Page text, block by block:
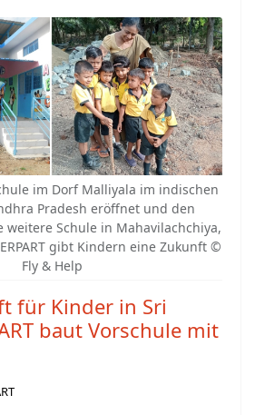
im Dorf Malliyala im indischen
Pradesh eröffnet und den
Schule in Mahavilachchiya,
gibt Kindern eine Zukunft ©
Fly & Help
für Kinder in Sri
baut Vorschule mit